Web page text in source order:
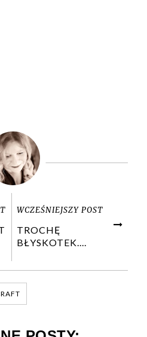
WCZEŚNIEJSZY POST
TROCHĘ
BŁYSKOTEK....